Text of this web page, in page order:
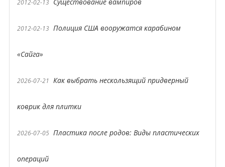
2012-02-13
2012-02-13 Полиция США вооружатся карабином
«Сайга»
2026-07-21 Как выбрать нескользящий придверный
коврик для плитки
2026-07-05 Пластика после родов: Виды пластических
операций